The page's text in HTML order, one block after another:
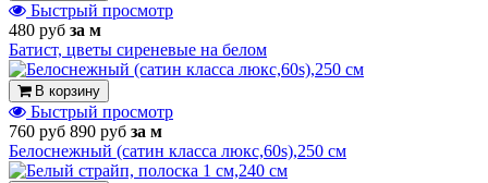
Быстрый просмотр
480 руб за м
Батист, цветы сиреневые на белом
В корзину
Быстрый просмотр
760 руб 890 руб за м
Белоснежный (сатин класса люкс,60s),250 см